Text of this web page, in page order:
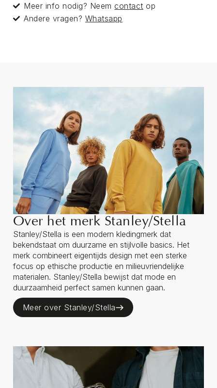
Meer info nodig? Neemcontact op
Andere vragen? Whatsapp
Over het merk Stanley/Stella
Stanley/Stella is een modern kledingmerk dat
bekendstaat om duurzame en stijlvolle basics. Het
merk combineert eigentijds design met een sterke
focus op ethische productie en milieuvriendelijke
materialen. Stanley/Stella bewijst dat mode en
duurzaamheid perfect samen kunnen gaan.
Meer over Stanley/Stella